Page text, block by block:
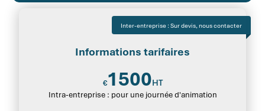
Inter-entreprise : Sur devis, nous contacter
Informations tarifaires
€1500HT
Intra-entreprise : pour une journée d'animation